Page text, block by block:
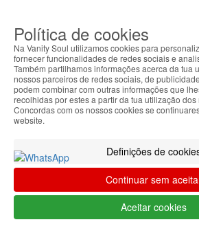
Ver
todos
Âmbar
Báltico
Articulações
Bem-
Estar
Quotidiano
Política de cookies
Na Vanity Soul utilizamos cookies para
fornecer funcionalidades de redes sociais e
Também partilhamos informações acerca da tua
nossos parceiros de redes sociais, de
podem combinar com outras informações que
recolhidas por estes a partir da tua utilização dos
Concordas com os nossos cookies se
website.
Definições de
Continuar sem
Aceitar cookies